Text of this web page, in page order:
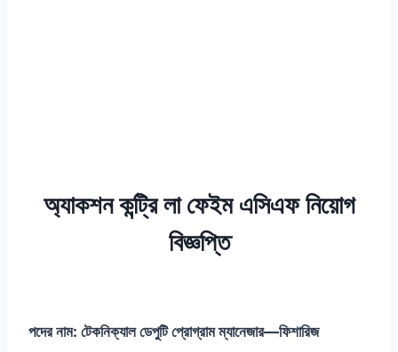
অ্যাকশন কন্ট্রি লা ফেইম এসিএফ নিয়োগ
বিজ্ঞপ্তি
পদের নাম: টেকনিক্যাল ডেপুটি প্রোগ্রাম ম্যানেজার—ফিশারিজ